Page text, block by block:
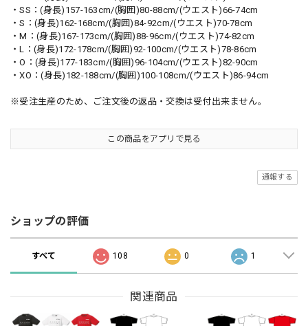
・SS：(身長)157-163cm/(胸囲)80-88cm/(ウエスト)66-74cm
・S：(身長)162-168cm/(胸囲)84-92cm/(ウエスト)70-78cm
・M：(身長)167-173cm/(胸囲)88-96cm/(ウエスト)74-82cm
・L：(身長)172-178cm/(胸囲)92-100cm/(ウエスト)78-86cm
・O：(身長)177-183cm/(胸囲)96-104cm/(ウエスト)82-90cm
・XO：(身長)182-188cm/(胸囲)100-108cm/(ウエスト)86-94cm
※受注生産のため、ご注文後の返品・交換は受付出来ません。
この商品をアプリで見る
通報する
ショップの評価
すべて 108 0 1
関連商品